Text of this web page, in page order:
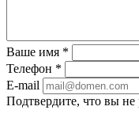
Ваше имя *
Телефон *
E-mail
Подтвердите, что вы не